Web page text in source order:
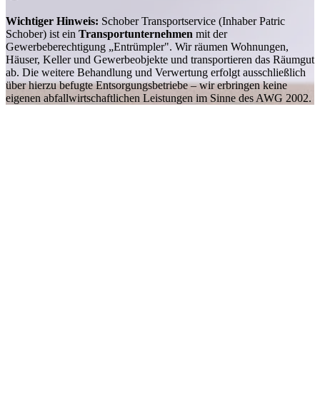
Wichtiger Hinweis: Schober Transportservice (Inhaber Patric
Schober) ist ein Transportunternehmen mit der
Gewerbeberechtigung „Entrümpler". Wir räumen Wohnungen,
Häuser, Keller und Gewerbeobjekte und transportieren das Räumgut
ab. Die weitere Behandlung und Verwertung erfolgt ausschließlich
über hierzu befugte Entsorgungsbetriebe – wir erbringen keine
eigenen abfallwirtschaftlichen Leistungen im Sinne des AWG 2002.